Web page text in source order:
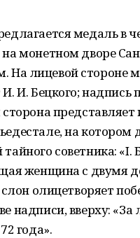
медаль в
монетном дворе
На лицевой
И. Бецкого; надпись
на
советника: «I.
женщина с двумя
олицетворяет
надписи, вверху: «За
года».